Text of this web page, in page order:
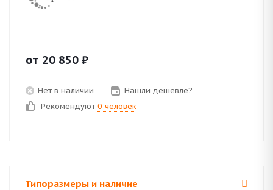
от 20 850 ₽
Нет в наличии
Нашли дешевле?
Рекомендуют 0 человек
Типоразмеры и наличие